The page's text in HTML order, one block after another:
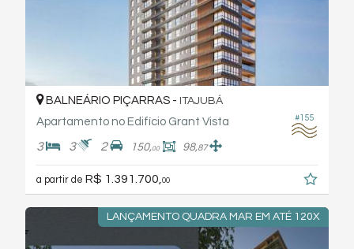
#155
BALNEÁRIO PIÇARRAS - ITAJUBÁ
Apartamento no Edifício Grant Vista
3 3 2 150,00 98,87
a partir de R$ 1.391.700,00
LANÇAMENTO QUADRA MAR EM ATÉ 120X